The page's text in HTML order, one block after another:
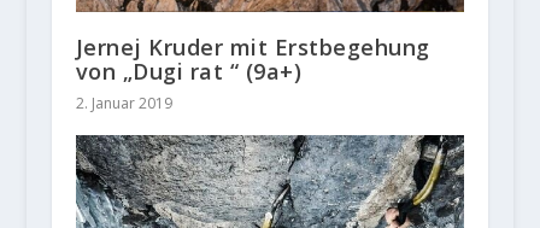
Jernej Kruder mit Erstbegehung
von „Dugi rat “ (9a+)
2. Januar 2019